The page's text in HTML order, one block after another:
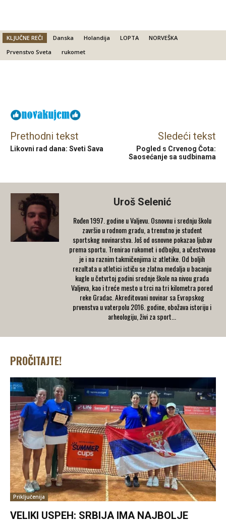
KLJUČNE REČI Danska Holandija LOPTA
NORVEŠKA
Prvenstvo Sveta
rukomet
Prethodni tekst
Likovni rad dana: Sveti Sava
Sledeći tekst
Pogled s Crvenog Čota:
Saosećanje sa sudbinama
Uroš Selenić
Rođen 1997. godine u Valjevu. Osnovnu i srednju školu
završio u rodnom gradu, a trenutno je student
sportskog novinarstva. Još od osnovne pokazao ljubav
prema sportu. Trenirao rukomet i odbojku, a učestvovao
je i na raznim takmičenjima iz atletike. Od boljih
rezultata u atletici ističu se zlatna medalja u bacanju
kugle u četvrtoj godini srednje škole na nivou grada
Valjeva, kao i treće mesto u trci na tri kilometra pored
reke Gradac. Akreditovani novinar sa Evropskog
prvenstva u vaterpolu 2016. godine, obožava istoriju i
arheologiju, živi za sport...
PROČITAJTE!
Priključenija
VELIKI USPEH: SRBIJA IMA NAJBOLJE